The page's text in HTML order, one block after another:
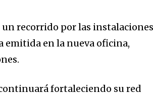
recorrido por las
emitida en la nueva oficina,
fortaleciendo su red